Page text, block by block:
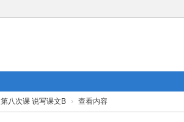
第八次课 说写课文B › 查看内容